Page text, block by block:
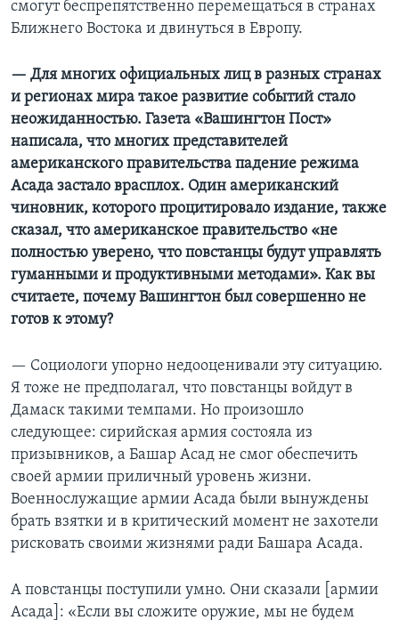
смогут беспрепятственно перемещаться в странах
Ближнего Востока и двинуться в Европу.
— Для многих официальных лиц в разных странах
и регионах мира такое развитие событий стало
неожиданностью. Газета «Вашингтон Пост»
написала, что многих представителей
американского правительства падение режима
Асада застало врасплох. Один американский
чиновник, которого процитировало издание, также
сказал, что американское правительство «не
полностью уверено, что повстанцы будут управлять
гуманными и продуктивными методами». Как вы
считаете, почему Вашингтон был совершенно не
готов к этому?
— Социологи упорно недооценивали эту ситуацию.
Я тоже не предполагал, что повстанцы войдут в
Дамаск такими темпами. Но произошло
следующее: сирийская армия состояла из
призывников, а Башар Асад не смог обеспечить
своей армии приличный уровень жизни.
Военнослужащие армии Асада были вынуждены
брать взятки и в критический момент не захотели
рисковать своими жизнями ради Башара Асада.
А повстанцы поступили умно. Они сказали [армии
Асада]: «Если вы сложите оружие, мы не будем